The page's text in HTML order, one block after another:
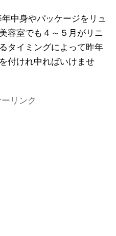
中身やパッケージをリュ
容室でも４～５月がリニ
タイミングによって昨年
付けれ中ればいけませ
リンク